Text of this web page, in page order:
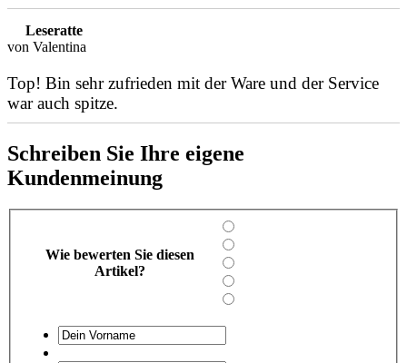
Leseratte
von Valentina
Top! Bin sehr zufrieden mit der Ware und der Service
war auch spitze.
Schreiben Sie Ihre eigene
Kundenmeinung
Wie bewerten Sie diesen
Artikel?